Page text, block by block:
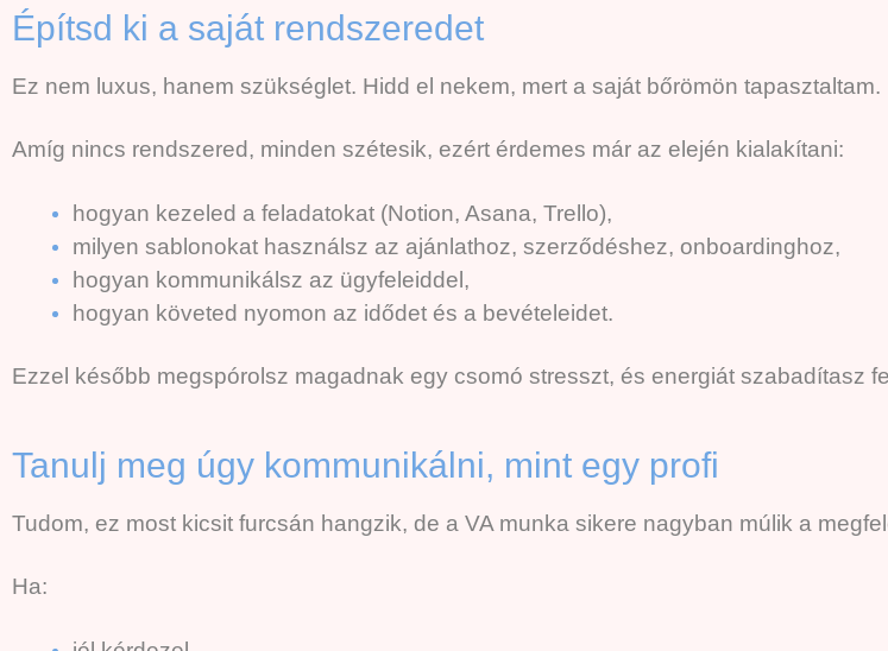
Építsd ki a saját rendszeredet
Ez nem luxus, hanem szükséglet. Hidd el nekem, mert a saját bőrömön tapasztaltam.
Amíg nincs rendszered, minden szétesik, ezért érdemes már az elején kialakítani:
hogyan kezeled a feladatokat (Notion, Asana, Trello),
milyen sablonokat használsz az ajánlathoz, szerződéshez, onboardinghoz,
hogyan kommunikálsz az ügyfeleiddel,
hogyan követed nyomon az idődet és a bevételeidet.
Ezzel később megspórolsz magadnak egy csomó stresszt, és energiát szabadítasz
Tanulj meg úgy kommunikálni, mint egy profi
Tudom, ez most kicsit furcsán hangzik, de a VA munka sikere nagyban múlik a
Ha: